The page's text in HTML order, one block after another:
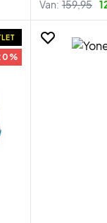
Van: 159,95